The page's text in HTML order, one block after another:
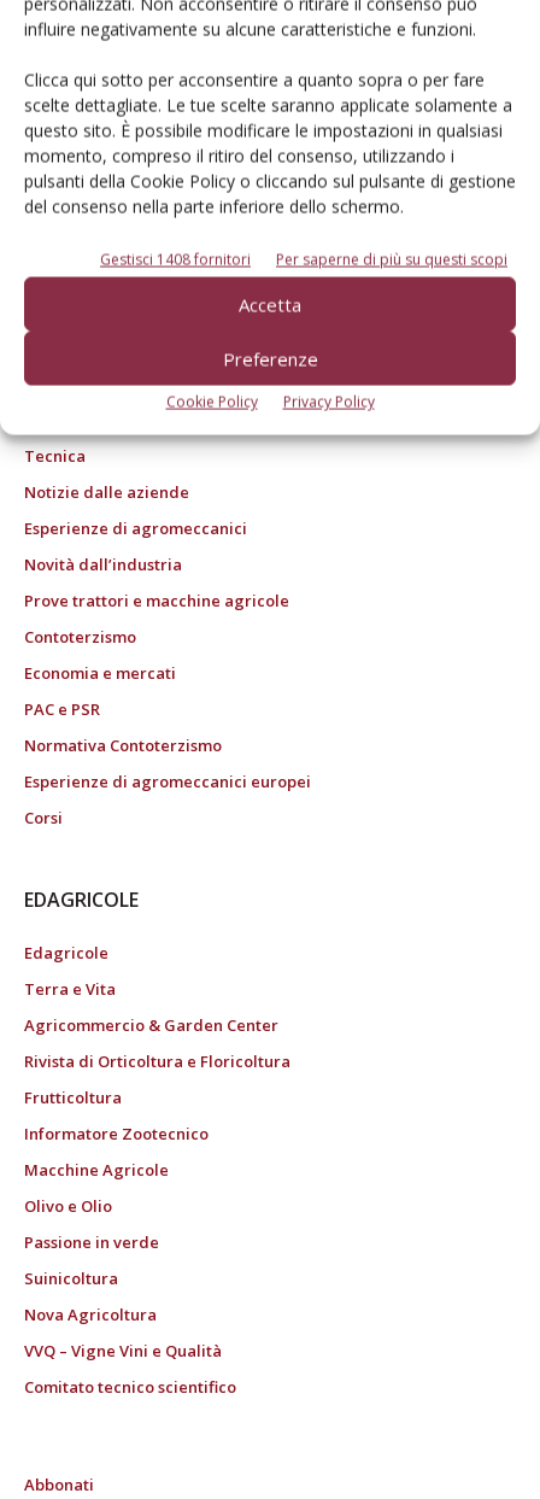
influire negativamente su alcune caratteristiche e funzioni.
Clicca qui sotto per acconsentire a quanto sopra o per fare
scelte dettagliate. Le tue scelte saranno applicate solamente a
questo sito. È possibile modificare le impostazioni in qualsiasi
momento, compreso il ritiro del consenso, utilizzando i
pulsanti della Cookie Policy o cliccando sul pulsante di gestione
del consenso nella parte inferiore dello schermo.
Gestisci 1408 fornitori Per saperne di più su questi scopi
Accetta
Preferenze
Cookie Policy Privacy Policy
© Tecniche Nuove Spa. Tutti i diritti riservati. Sede legale Via Eritrea 21 -
20157 Milano | Codice fiscale, Partita IVA e Iscrizione al Registro delle
imprese di Milano: 00753480151
registrata presso il Tribunale di Bologna n. 6111 del 12/06/1992)
ROC "Poste italiane Spa sped. Abbonamento Postale DL 353/2003 conv. L.
27/02/2004 n. 46, art.1c.1: DCB Bologna" ROC n. 24344 dell'11 marzo 2014
Tecnica
Notizie dalle aziende
Esperienze di agromeccanici
Novità dall’industria
Prove trattori e macchine agricole
Contoterzismo
Economia e mercati
PAC e PSR
Normativa Contoterzismo
Esperienze di agromeccanici europei
Corsi
EDAGRICOLE
Edagricole
Terra e Vita
Agricommercio & Garden Center
Rivista di Orticoltura e Floricoltura
Frutticoltura
Informatore Zootecnico
Macchine Agricole
Olivo e Olio
Passione in verde
Suinicoltura
Nova Agricoltura
VVQ – Vigne Vini e Qualità
Comitato tecnico scientifico
Abbonati